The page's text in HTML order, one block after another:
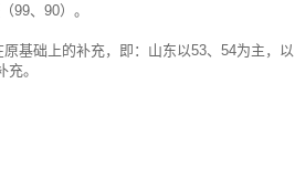
99、90）。
基础上的补充，即：山东以53、54为主，以
。